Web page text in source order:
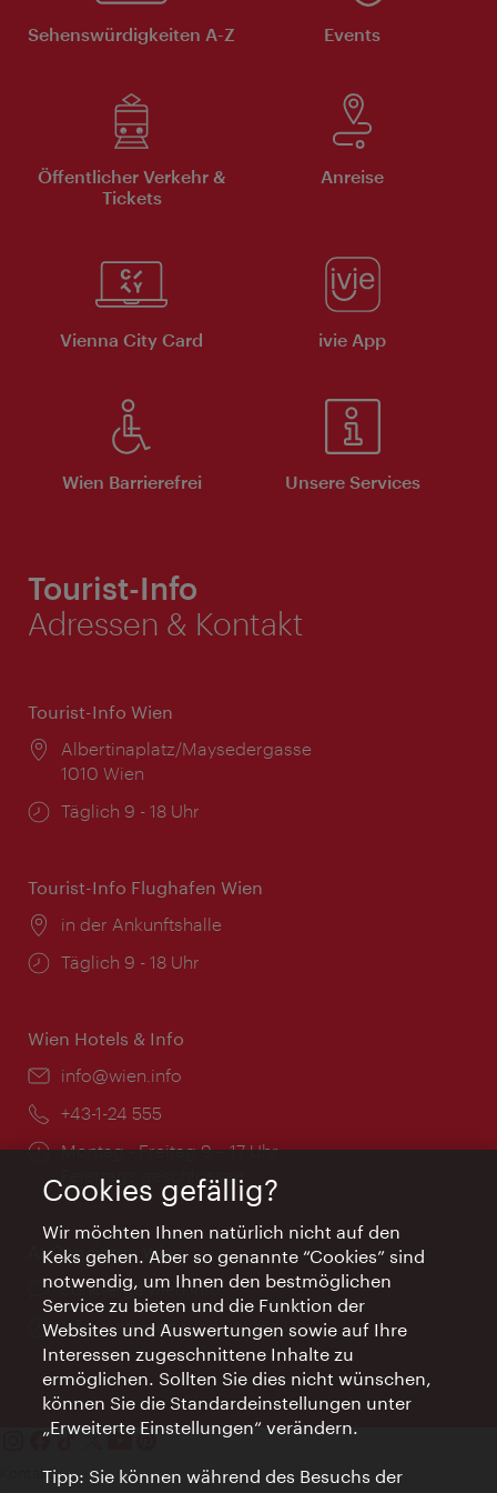
Sehenswürdigkeiten A-Z Events
Öffentlicher Verkehr &
Tickets
Anreise
Vienna City Card ivie App
Wien Barrierefrei Unsere Services
Tourist-Info
Adressen & Kontakt
Tourist-Info Wien
Ort:
Albertinaplatz/Maysedergasse
1010 Wien
Öffnungszeiten:
Täglich 9 - 18 Uhr
Tourist-Info Flughafen Wien
Ort:
in der Ankunftshalle
Öffnungszeiten:
Täglich 9 - 18 Uhr
Wien Hotels & Info
Email:
info@wien.info
Telefon:
+43-1-24 555
Öffnungszeiten:
Montag - Freitag 9 – 17 Uhr
Feiertags geschlossen
AI Concierge Wien
Ort:
concierge.wien.info
Öffnungszeiten:
Informationen rund um die Uhr
Kontakt
Cookies gefällig?
Wir möchten Ihnen natürlich nicht auf den
Keks gehen. Aber so genannte “Cookies” sind
notwendig, um Ihnen den bestmöglichen
Service zu bieten und die Funktion der
Websites und Auswertungen sowie auf Ihre
Interessen zugeschnittene Inhalte zu
ermöglichen. Sollten Sie dies nicht wünschen,
können Sie die Standardeinstellungen unter
„Erweiterte Einstellungen“ verändern.
Tipp: Sie können während des Besuchs der